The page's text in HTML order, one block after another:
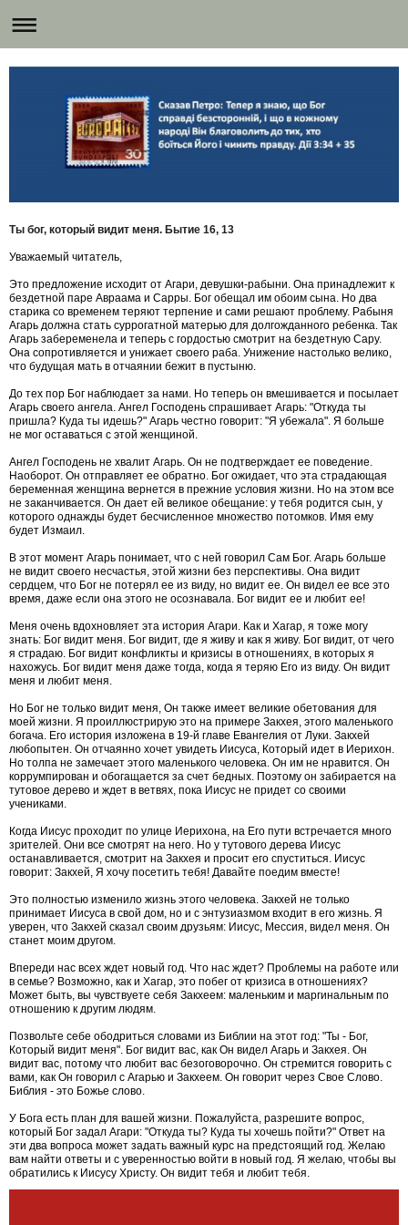
Ты бог, который видит меня. Бытие 16, 13
Уважаемый читатель,
Это предложение исходит от Агари, девушки-рабыни. Она принадлежит к
бездетной паре Авраама и Сарры. Бог обещал им обоим сына. Но два
старика со временем теряют терпение и сами решают проблему. Рабыня
Агарь должна стать суррогатной матерью для долгожданного ребенка. Так
Агарь забеременела и теперь с гордостью смотрит на бездетную Сару.
Она сопротивляется и унижает своего раба. Унижение настолько велико,
что будущая мать в отчаянии бежит в пустыню.
До тех пор Бог наблюдает за нами. Но теперь он вмешивается и посылает
Агарь своего ангела. Ангел Господень спрашивает Агарь: "Откуда ты
пришла? Куда ты идешь?" Агарь честно говорит: "Я убежала". Я больше
не мог оставаться с этой женщиной.
Ангел Господень не хвалит Агарь. Он не подтверждает ее поведение.
Наоборот. Он отправляет ее обратно. Бог ожидает, что эта страдающая
беременная женщина вернется в прежние условия жизни. Но на этом все
не заканчивается. Он дает ей великое обещание: у тебя родится сын, у
которого однажды будет бесчисленное множество потомков. Имя ему
будет Измаил.
В этот момент Агарь понимает, что с ней говорил Сам Бог. Агарь больше
не видит своего несчастья, этой жизни без перспективы. Она видит
сердцем, что Бог не потерял ее из виду, но видит ее. Он видел ее все это
время, даже если она этого не осознавала. Бог видит ее и любит ее!
Меня очень вдохновляет эта история Агари. Как и Хагар, я тоже могу
знать: Бог видит меня. Бог видит, где я живу и как я живу. Бог видит, от чего
я страдаю. Бог видит конфликты и кризисы в отношениях, в которых я
нахожусь. Бог видит меня даже тогда, когда я теряю Его из виду. Он видит
меня и любит меня.
Но Бог не только видит меня, Он также имеет великие обетования для
моей жизни. Я проиллюстрирую это на примере Закхея, этого маленького
богача. Его история изложена в 19-й главе Евангелия от Луки. Закхей
любопытен. Он отчаянно хочет увидеть Иисуса, Который идет в Иерихон.
Но толпа не замечает этого маленького человека. Он им не нравится. Он
коррумпирован и обогащается за счет бедных. Поэтому он забирается на
тутовое дерево и ждет в ветвях, пока Иисус не придет со своими
учениками.
Когда Иисус проходит по улице Иерихона, на Его пути встречается много
зрителей. Они все смотрят на него. Но у тутового дерева Иисус
останавливается, смотрит на Закхея и просит его спуститься. Иисус
говорит: Закхей, Я хочу посетить тебя! Давайте поедим вместе!
Это полностью изменило жизнь этого человека. Закхей не только
принимает Иисуса в свой дом, но и с энтузиазмом входит в его жизнь. Я
уверен, что Закхей сказал своим друзьям: Иисус, Мессия, видел меня. Он
станет моим другом.
Впереди нас всех ждет новый год. Что нас ждет? Проблемы на работе или
в семье? Возможно, как и Хагар, это побег от кризиса в отношениях?
Может быть, вы чувствуете себя Закхеем: маленьким и маргинальным по
отношению к другим людям.
Позвольте себе ободриться словами из Библии на этот год: "Ты - Бог,
Который видит меня". Бог видит вас, как Он видел Агарь и Закхея. Он
видит вас, потому что любит вас безоговорочно. Он стремится говорить с
вами, как Он говорил с Агарью и Закхеем. Он говорит через Свое Слово.
Библия - это Божье слово.
У Бога есть план для вашей жизни. Пожалуйста, разрешите вопрос,
который Бог задал Агари: "Откуда ты? Куда ты хочешь пойти?" Ответ на
эти два вопроса может задать важный курс на предстоящий год. Желаю
вам найти ответы и с уверенностью войти в новый год. Я желаю, чтобы вы
обратились к Иисусу Христу. Он видит тебя и любит тебя.